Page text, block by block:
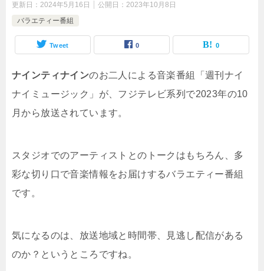
更新日： 2024年5月16日 公開日： 2023年10月8日
バラエティー番組
Tweet 0 0
ナインティナインのお二人による音楽番組「週刊ナイ
ナイミュージック」が、フジテレビ系列で2023年の10
月から放送されています。
スタジオでのアーティストとのトークはもちろん、多
彩な切り口で音楽情報をお届けするバラエティー番組
です。
気になるのは、放送地域と時間帯、見逃し配信がある
のか？というところですね。